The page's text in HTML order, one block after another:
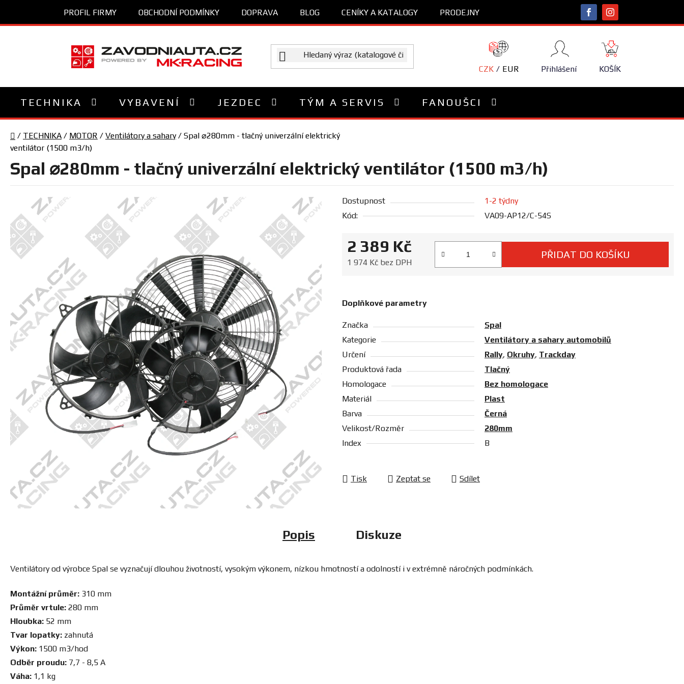
obsah
PROFIL FIRMY OBCHODNÍ PODMÍNKY DOPRAVA BLOG CENÍKY A KATALOGY PRODEJNY
CZK EUR Přihlášení
NÁKUPNÍ
KOŠÍK
KOŠÍK
TECHNIKA VYBAVENÍ JEZDEC TÝM A SERVIS FANOUŠCI
Domů
/ TECHNIKA / MOTOR / Ventilátory a sahary / Spal ⌀280mm - tlačný univerzální elektrický
ventilátor (1500 m3/h)
Spal ⌀280mm - tlačný univerzální elektrický ventilátor (1500 m3/h)
Dostupnost
1-2 týdny
Kód:
VA09-AP12/C-54S
2 389 Kč
1 974 Kč bez DPH
PŘIDAT DO KOŠÍKU
Doplňkové parametry
Značka
Spal
Kategorie
Ventilátory a sahary automobilů
Určení
Rally, Okruhy, Trackday
Produktová řada
Tlačný
Homologace
Bez homologace
Materiál
Plast
Barva
Černá
Velikost/Rozměr
280mm
Index
B
Tisk Zeptat se Sdílet
Popis Diskuze
Ventilátory od výrobce Spal se vyznačují dlouhou životností, vysokým výkonem, nízkou hmotností a odolností i v extrémně náročných podmínkách.
Montážní průměr: 310 mm
Průměr vrtule: 280 mm
Hloubka: 52 mm
Tvar lopatky: zahnutá
Výkon: 1500 m3/hod
Odběr proudu: 7,7 - 8,5 A
Váha: 1,1 kg